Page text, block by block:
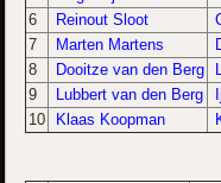
6
Reinout Sloot
7
Marten Martens
8
Dooitze van den Berg
9
Lubbert van den Berg
10
Klaas Koopman